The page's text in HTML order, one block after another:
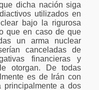
dicha nación siga
utilizados en
bajo la rigurosa
que en caso de que
un arma nuclear
canceladas de
financieras y
otorgan. De todas
es de Irán con
principalmente a dos